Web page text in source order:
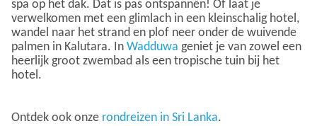
spa op het dak. Dat is pas ontspannen! Of laat je
verwelkomen met een glimlach in een kleinschalig hotel,
wandel naar het strand en plof neer onder de wuivende
palmen in Kalutara. In Wadduwa geniet je van zowel een
heerlijk groot zwembad als een tropische tuin bij het
hotel.
Ontdek ook onze rondreizen in Sri Lanka.